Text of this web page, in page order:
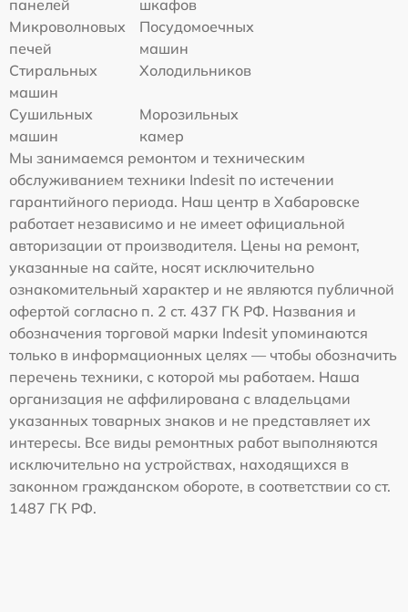
панелей
шкафов
Микроволновых
печей
Посудомоечных
машин
Стиральных
машин
Холодильников
Сушильных
машин
Морозильных
камер
Мы занимаемся ремонтом и техническим
обслуживанием техники Indesit по истечении
гарантийного периода. Наш центр в Хабаровске
работает независимо и не имеет официальной
авторизации от производителя. Цены на ремонт,
указанные на сайте, носят исключительно
ознакомительный характер и не являются публичной
офертой согласно п. 2 ст. 437 ГК РФ. Названия и
обозначения торговой марки Indesit упоминаются
только в информационных целях — чтобы обозначить
перечень техники, с которой мы работаем. Наша
организация не аффилирована с владельцами
указанных товарных знаков и не представляет их
интересы. Все виды ремонтных работ выполняются
исключительно на устройствах, находящихся в
законном гражданском обороте, в соответствии со ст.
1487 ГК РФ.